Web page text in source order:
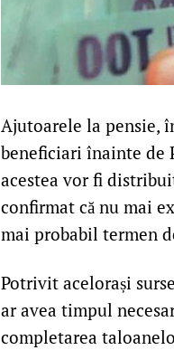
Ajutoarele la pensie,
beneficiari înainte de
acestea vor fi
confirmat că nu mai
mai probabil termen
Potrivit acelorași
ar avea timpul
completarea